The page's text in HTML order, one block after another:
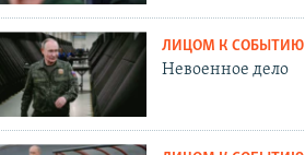
ЛИЦОМ К СОБЫТИЮ
Невоенное дело